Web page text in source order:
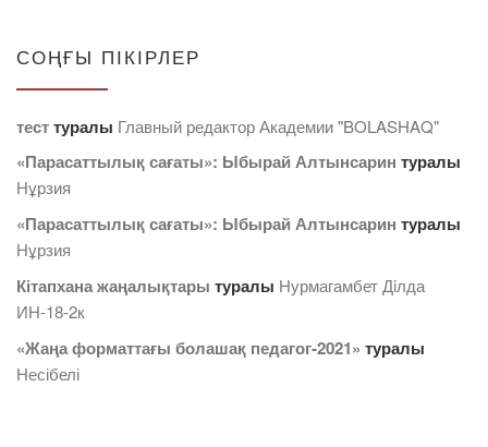
СОҢҒЫ ПІКІРЛЕР
тесттуралы Главный редактор Академии "BOLASHAQ"
«Парасаттылық сағаты»: Ыбырай Алтынсарин туралы
Нұрзия
«Парасаттылық сағаты»: Ыбырай Алтынсарин туралы
Нұрзия
Кітапхана жаңалықтары туралы Нурмагамбет Дiлда
ИН-18-2к
«Жаңа форматтағы болашақ педагог-2021» туралы
Несібелі